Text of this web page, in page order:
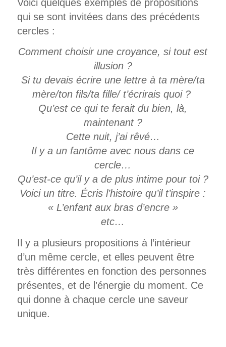
Voici quelques exemples de propositions
qui se sont invitées dans des précédents
cercles :
Comment choisir une croyance, si tout est
illusion ?
Si tu devais écrire une lettre à ta mère/ta
mère/ton fils/ta fille/ t’écrirais quoi ?
Qu’est ce qui te ferait du bien, là,
maintenant ?
Cette nuit, j’ai rêvé…
Il y a un fantôme avec nous dans ce
cercle…
Qu’est-ce qu’il y a de plus intime pour toi ?
Voici un titre. Écris l’histoire qu’il t’inspire :
« L’enfant aux bras d’encre »
etc…
Il y a plusieurs propositions à l’intérieur
d’un même cercle, et elles peuvent être
très différentes en fonction des personnes
présentes, et de l’énergie du moment. Ce
qui donne à chaque cercle une saveur
unique.